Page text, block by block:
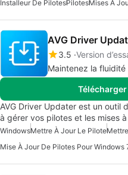
Installeur De PilotesPilotesMises À
AVG Driver
3.5 Version
Maintenez la
AVG Driver Updater est un outil
à gérer vos pilotes et les mises
WindowsMettre À Jour Le Pilote
Mise À Jour De Pilotes Pour Windows